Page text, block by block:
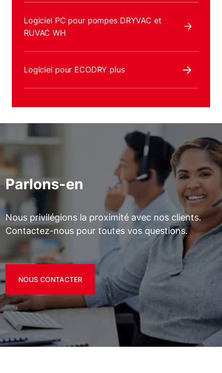
Logiciel PC pour pompes DRYVAC et
RUVAC WH
Logiciel pour ECODRY plus
Parlons-en
Nous privilégions la proximité avec nos clients.
Contactez-nous pour toutes vos questions.
NOUS CONTACTER